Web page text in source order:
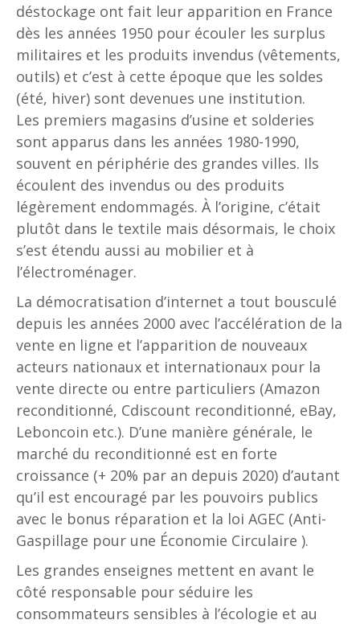
déstockage ont fait leur apparition en France
dès les années 1950 pour écouler les surplus
militaires et les produits invendus (vêtements,
outils) et c’est à cette époque que les soldes
(été, hiver) sont devenues une institution.
Les premiers magasins d’usine et solderies
sont apparus dans les années 1980-1990,
souvent en périphérie des grandes villes. Ils
écoulent des invendus ou des produits
légèrement endommagés. À l’origine, c’était
plutôt dans le textile mais désormais, le choix
s’est étendu aussi au mobilier et à
l’électroménager.
La démocratisation d’internet a tout bousculé
depuis les années 2000 avec l’accélération de la
vente en ligne et l’apparition de nouveaux
acteurs nationaux et internationaux pour la
vente directe ou entre particuliers (Amazon
reconditionné, Cdiscount reconditionné, eBay,
Leboncoin etc.). D’une manière générale, le
marché du reconditionné est en forte
croissance (+ 20% par an depuis 2020) d’autant
qu’il est encouragé par les pouvoirs publics
avec le bonus réparation et la loi AGEC (Anti-
Gaspillage pour une Économie Circulaire ).
Les grandes enseignes mettent en avant le
côté responsable pour séduire les
consommateurs sensibles à l’écologie et au